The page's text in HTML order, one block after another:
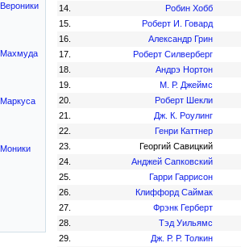
14.
Робин Хобб
15.
Роберт И. Говард
16.
Александр Грин
17.
Роберт Силверберг
18.
Андрэ Нортон
19.
М. Р. Джеймс
20.
Роберт Шекли
21.
Дж. К. Роулинг
22.
Генри Каттнер
23.
Георгий Савицкий
24.
Анджей Сапковский
25.
Гарри Гаррисон
26.
Клиффорд Саймак
27.
Фрэнк Герберт
28.
Тэд Уильямс
29.
Дж. Р. Р. Толкин
Вероники
Махмуда
Маркуса
Моники